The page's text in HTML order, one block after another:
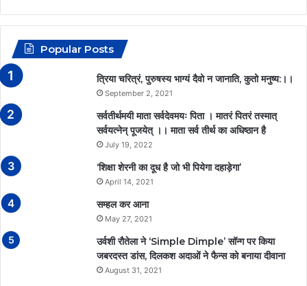
Popular Posts
त्रिया चरित्रं, पुरुषस्य भाग्यं दैवो न जानाति, कुतो मनुष्य:।।
September 2, 2021
सर्वतीर्थमयी माता सर्वदेवमयः पिता । मातरं पितरं तस्मात्
सर्वयत्नेन् पूजयेत् ।। माता सर्व तीर्थ का अधिष्ठान है
July 19, 2022
‘शिक्षा शेरनी का दूध है जो भी पियेगा दहाड़ेगा’
April 14, 2021
सम्हल कर आना
May 27, 2021
उर्वशी रौतेला ने ‘Simple Dimple’ सॉन्ग पर किया
जबरदस्त डांस, दिलकश अदाओं ने फैन्स को बनाया दीवाना
August 31, 2021